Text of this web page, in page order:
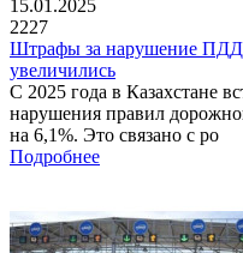
15.01.2025
2227
Штрафы за нарушение ПДД
увеличились
С 2025 года в Казахстане
нарушения правил
на 6,1%. Это связано с ро
Подробнее